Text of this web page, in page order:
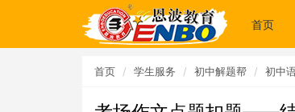
首页
首页 学生服务 初中解题帮 初中